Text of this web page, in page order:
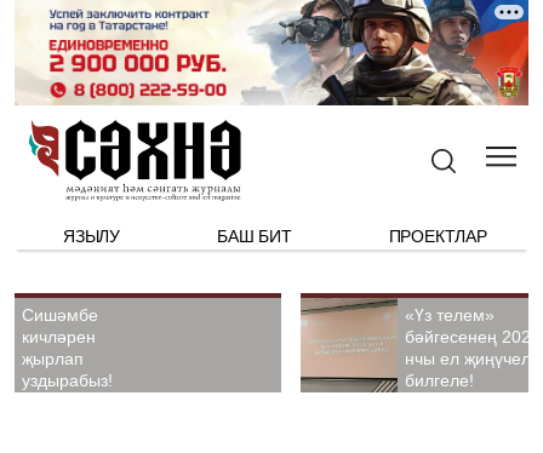
ЯЗЫЛУ БАШ БИТ ПРОЕКТЛАР
Сишәмбе
кичләрен
җырлап
уздырабыз!
«Үз телем»
бәйгесенең 2026
нчы ел
билгеле!